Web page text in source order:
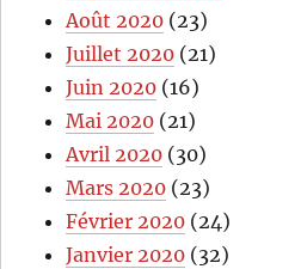
Août 2020 (23)
Juillet 2020 (21)
Juin 2020 (16)
Mai 2020 (21)
Avril 2020 (30)
Mars 2020 (23)
Février 2020 (24)
Janvier 2020 (32)